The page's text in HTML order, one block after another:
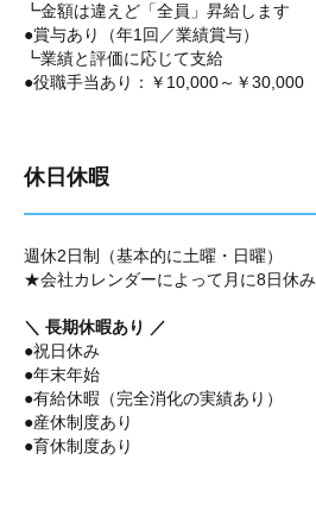
┗金額は違えど「全員」昇給します
●賞与あり（年1回／業績賞与）
┗業績と評価に応じて支給
●役職手当あり：￥10,000～￥30,000
休日休暇
週休2日制（基本的に土曜・日曜）
★会社カレンダーによって月に8日休み
＼ 長期休暇あり ／
●祝日休み
●年末年始
●有給休暇（完全消化の実績あり）
●産休制度あり
●育休制度あり